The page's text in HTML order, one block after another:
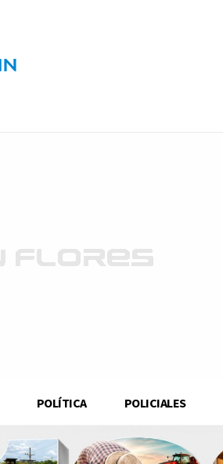
POLÍTICA POLICIALES